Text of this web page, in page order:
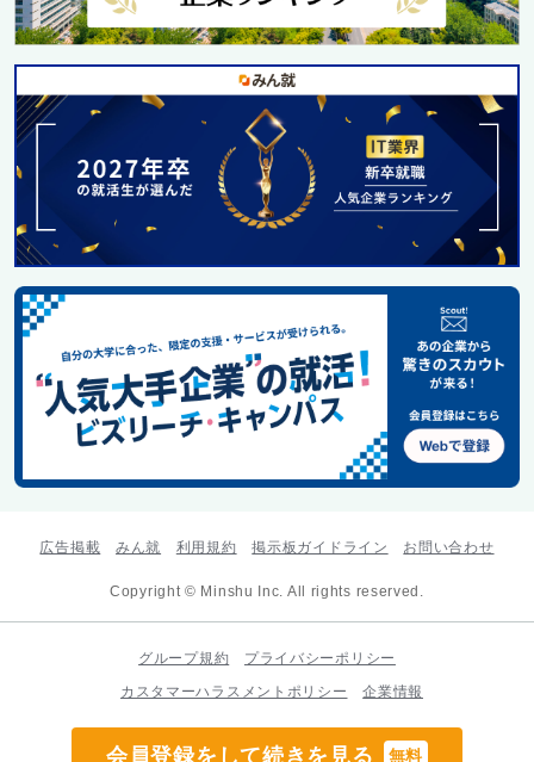
会員登録をして続きを見る 無料
広告掲載 みん就 利用規約 掲示板ガイドライン お問い合わせ
Copyright © Minshu Inc. All rights reserved.
グループ規約
プライバシーポリシー
カスタマーハラスメントポリシー
企業情報